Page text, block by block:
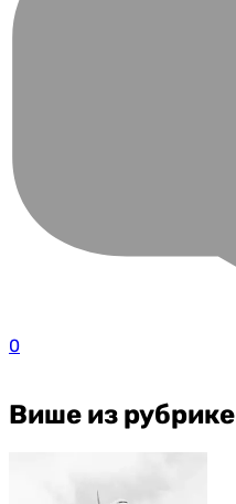
0
Више из рубрике